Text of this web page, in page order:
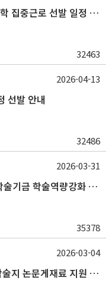
2026학년도 국가근로장학금 하계방학 집중근로 선발 일정 안내
32463
선발 안내
32486
2026-04-13
[대학원생]2026학년도 1학기 현송학술기금 학술역량강화 사업 안내
35378
2026-03-31
2026학년도 인문대학 재학생 우수학술지 논문게재료 지원 안내
2026-03-04